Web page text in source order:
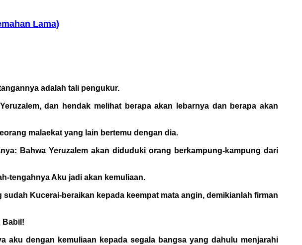
Lama)
adalah tali pengukur.
dan hendak melihat berapa akan lebarnya dan berapa akan
malaekat yang lain bertemu dengan dia.
Bahwa Yeruzalem akan diduduki orang berkampung-kampung dari
tengahnya Aku jadi akan kemuliaan.
Kucerai-beraikan kepada keempat mata angin, demikianlah firman
Babil!
aku dengan kemuliaan kepada segala bangsa yang dahulu menjarahi